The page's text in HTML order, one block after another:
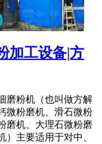
加工设备|方
磨粉机（也叫做方解
微粉磨机、滑石微粉
磨机、大理石微粉磨
主要适用于对中、